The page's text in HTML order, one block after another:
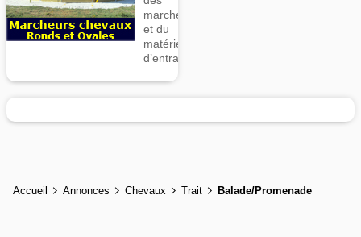
marcheurs
et du
matériel
d’entrainement
Accueil Annonces Chevaux Trait Balade/Promenade